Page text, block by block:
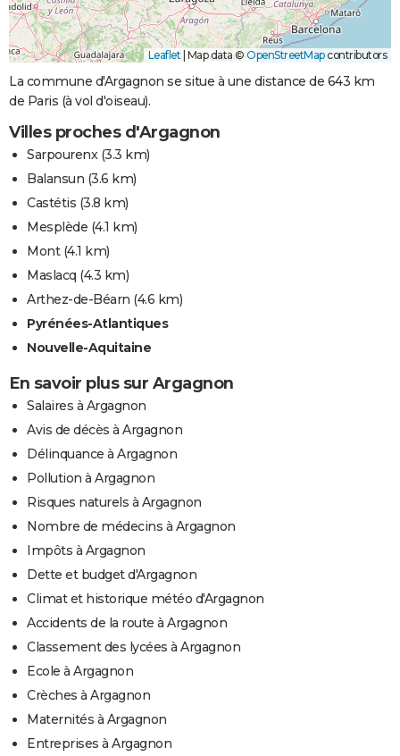
Leaflet Map data © OpenStreetMapcontributors
La commune d'Argagnon se situe à une distance de 643 km
de Paris (à vol d'oiseau).
Villes proches d'Argagnon
Sarpourenx(3.3 km)
Balansun (3.6 km)
Castétis (3.8 km)
Mesplède (4.1 km)
Mont(4.1 km)
Maslacq (4.3 km)
Arthez-de-Béarn (4.6 km)
Pyrénées-Atlantiques
Nouvelle-Aquitaine
En savoir plus sur Argagnon
Salaires à Argagnon
Avis de décès à Argagnon
Délinquance à Argagnon
Pollution à Argagnon
Risques naturels à Argagnon
Nombre de médecins à Argagnon
Impôts à Argagnon
Dette et budget d'Argagnon
Climat et historique météo d'Argagnon
Accidents de la route à Argagnon
Classement des lycées à Argagnon
Ecole à Argagnon
Crèches à Argagnon
Maternités à Argagnon
Entreprises à Argagnon